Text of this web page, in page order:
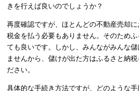
きを行えば良いのでしょうか？
再度確認ですが、ほとんどの不動産売却に
税金を払う必要もありません。そのためふ
ても良いです。しかし、みんながみんな
ませんから、儲けが出た方はふるさと納
ださい。
具体的な手続き方法ですが、どのような